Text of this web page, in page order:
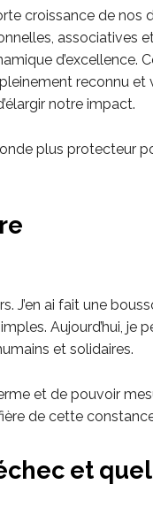
croissance de nos
associatives
d’excellence.
reconnu et
notre impact.
plus protecteur
J’en ai fait une
Aujourd’hui, je
et solidaires.
et de pouvoir
de cette
et